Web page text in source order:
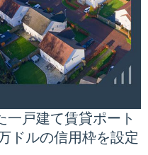
一戸建て賃貸ポート
ドルの信用枠を設定